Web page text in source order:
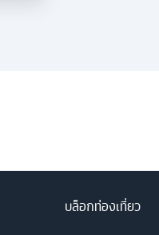
บล็อกท่องเที่ยว